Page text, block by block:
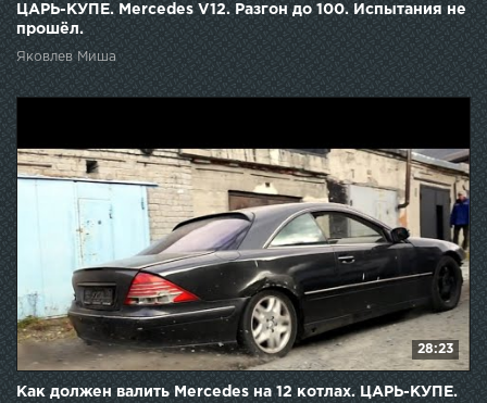
ЦАРЬ-КУПЕ. Mercedes V12. Разгон до 100. Испытания не
прошёл.
Яковлев Миша
28:23
Как должен валить Mercedes на 12 котлах. ЦАРЬ-КУПЕ.